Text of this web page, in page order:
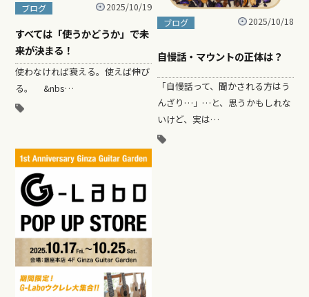
ブログ 2025/10/19
すべては「使うかどうか」で未
来が決まる！
使わなければ衰える。使えば伸び
る。 &nbs…
ブログ 2025/10/18
自慢話・マウントの正体は？
「自慢話って、聞かされる方はう
んざり…」…と、思うかもしれな
いけど、実は…